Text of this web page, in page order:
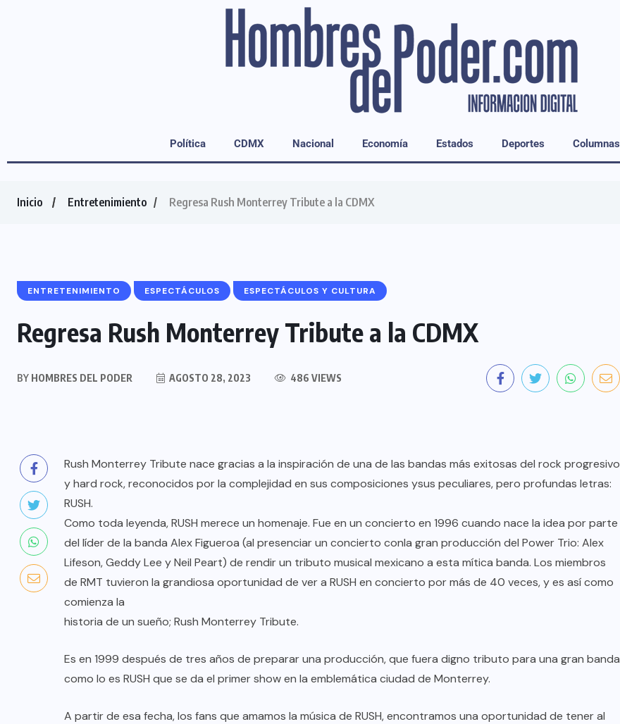
Política CDMX Nacional Economía Estados Deportes Columnas
Inicio Entretenimiento Regresa Rush Monterrey Tribute a la CDMX
ENTRETENIMIENTO ESPECTÁCULOS ESPECTÁCULOS Y CULTURA
Regresa Rush Monterrey Tribute a la CDMX
BY HOMBRES DEL PODER AGOSTO 28, 2023 486 VIEWS
Rush Monterrey Tribute nace gracias a la inspiración de una de las bandas más exitosas del rock progresivo
y hard rock, reconocidos por la complejidad en sus composiciones ysus peculiares, pero profundas letras:
RUSH.
Como toda leyenda, RUSH merece un homenaje. Fue en un concierto en 1996 cuando nace la idea por parte
del líder de la banda Alex Figueroa (al presenciar un concierto conla gran producción del Power Trio: Alex
Lifeson, Geddy Lee y Neil Peart) de rendir un tributo musical mexicano a esta mítica banda. Los miembros
de RMT tuvieron la grandiosa oportunidad de ver a RUSH en concierto por más de 40 veces, y es así como
comienza la
historia de un sueño; Rush Monterrey Tribute.
Es en 1999 después de tres años de preparar una producción, que fuera digno tributo para una gran banda
como lo es RUSH que se da el primer show en la emblemática ciudad de Monterrey.
A partir de esa fecha, los fans que amamos la música de RUSH, encontramos una oportunidad de tener al